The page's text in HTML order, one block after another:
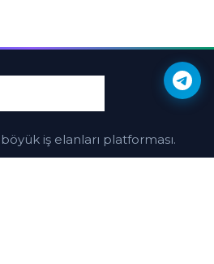
iş elanları platforması.